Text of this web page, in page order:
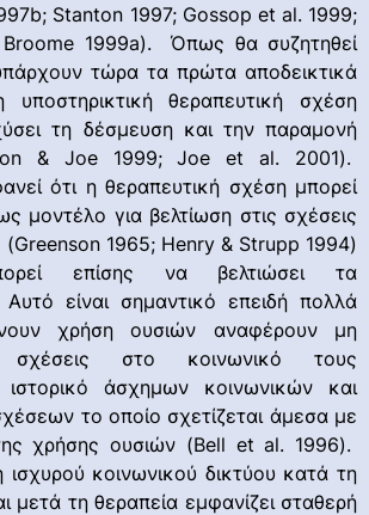
Stanton 1997; Gossop et al. 1999;
1999a). Όπως θα συζητηθεί
τώρα τα πρώτα αποδεικτικά
θεραπευτική σχέση
τη δέσμευση και την παραμονή
& Joe 1999; Joe et al. 2001).
ότι η θεραπευτική σχέση μπορεί
μοντέλο για βελτίωση στις σχέσεις
(Greenson 1965; Henry & Strupp 1994)
επίσης να βελτιώσει τα
είναι σημαντικό επειδή πολλά
χρήση ουσιών αναφέρουν μη
σχέσεις στο κοινωνικό τους
ιστορικό άσχημων κοινωνικών και
το οποίο σχετίζεται άμεσα με
χρήσης ουσιών (Bell et al. 1996).
κοινωνικού δικτύου κατά τη
μετά τη θεραπεία εμφανίζει σταθερή